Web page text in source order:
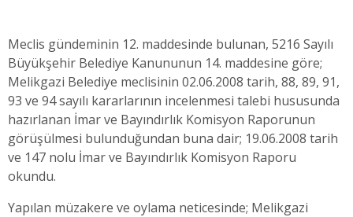
Meclis gündeminin 12. maddesinde bulunan, 5216 Sayılı
Büyükşehir Belediye Kanununun 14. maddesine göre;
Melikgazi Belediye meclisinin 02.06.2008 tarih, 88, 89, 91,
93 ve 94 sayılı kararlarının incelenmesi talebi hususunda
hazırlanan İmar ve Bayındırlık Komisyon Raporunun
görüşülmesi bulunduğundan buna dair; 19.06.2008 tarih
ve 147 nolu İmar ve Bayındırlık Komisyon Raporu
okundu.
Yapılan müzakere ve oylama neticesinde; Melikgazi